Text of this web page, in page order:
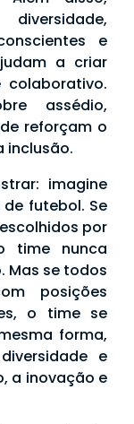
e
a criar
assédio,
reforçam o
inclusão.
imagine
futebol. Se
por
time nunca
Mas se todos
posições
o time se
forma,
e
a inovação e